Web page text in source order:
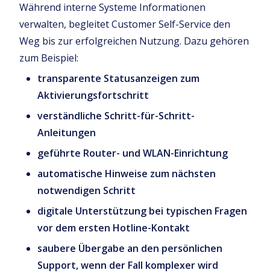
Während interne Systeme Informationen
verwalten, begleitet Customer Self-Service den
Weg bis zur erfolgreichen Nutzung. Dazu gehören
zum Beispiel:
transparente Statusanzeigen zum
Aktivierungsfortschritt
verständliche Schritt-für-Schritt-
Anleitungen
geführte Router- und WLAN-Einrichtung
automatische Hinweise zum nächsten
notwendigen Schritt
digitale Unterstützung bei typischen Fragen
vor dem ersten Hotline-Kontakt
saubere Übergabe an den persönlichen
Support, wenn der Fall komplexer wird